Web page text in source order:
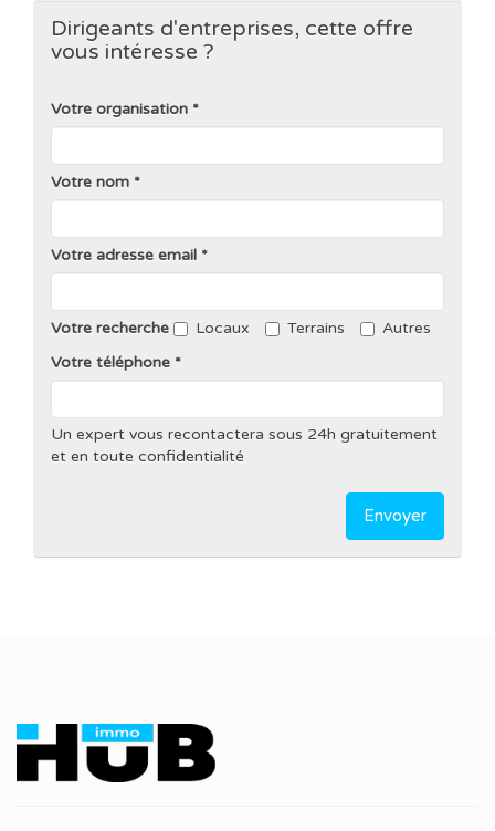
Dirigeants d'entreprises, cette offre
vous intéresse ?
Votre organisation
Votre nom
Votre adresse email
Votre recherche Locaux Terrains
Autres
Votre téléphone
Un expert vous recontactera sous 24h gratuitement
et en toute confidentialité
Envoyer